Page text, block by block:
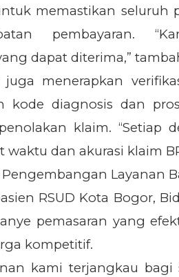
memastikan seluruh
pembayaran.
dapat diterima,”
menerapkan
kode diagnosis dan
klaim. “Setiap
dan akurasi klaim
Layanan
RSUD Kota Bogor,
pemasaran yang
kompetitif.
kami terjangkau bagi